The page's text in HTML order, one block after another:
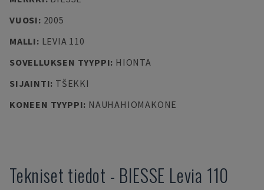
VUOSI: 2005
MALLI: LEVIA 110
SOVELLUKSEN TYYPPI: HIONTA
SIJAINTI: TŠEKKI
KONEEN TYYPPI: NAUHAHIOMAKONE
Tekniset tiedot - BIESSE Levia 110